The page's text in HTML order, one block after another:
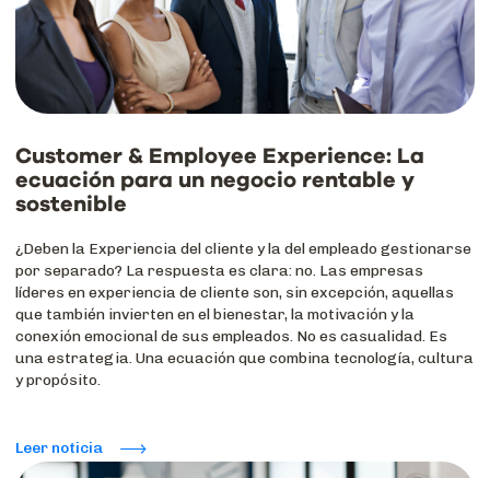
Customer & Employee Experience: La
ecuación para un negocio rentable y
sostenible
¿Deben la Experiencia del cliente y la del empleado gestionarse
por separado? La respuesta es clara: no. Las empresas
líderes en experiencia de cliente son, sin excepción, aquellas
que también invierten en el bienestar, la motivación y la
conexión emocional de sus empleados. No es casualidad. Es
una estrategia. Una ecuación que combina tecnología, cultura
y propósito.
Leer noticia